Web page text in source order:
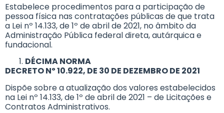
Estabelece procedimentos para a participação de
pessoa física nas contratações públicas de que trata
a Lei nº 14.133, de 1º de abril de 2021, no âmbito da
Administração Pública federal direta, autárquica e
fundacional.
DÉCIMA NORMA
DECRETO Nº 10.922, DE 30 DE DEZEMBRO DE 2021
Dispõe sobre a atualização dos valores estabelecidos
na Lei nº 14.133, de 1º de abril de 2021 – de Licitações e
Contratos Administrativos.